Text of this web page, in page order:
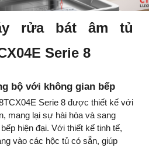
rửa bát âm tủ
Serie 8
bộ với không gian bếp
Serie 8 được thiết kế với
mang lại sự hài hòa và sang
hiện đại. Với thiết kế tinh tế,
vào các hộc tủ có sẵn, giúp